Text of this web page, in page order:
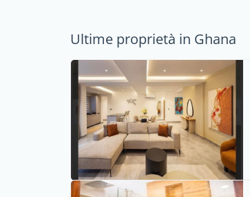
Ultime proprietà in Ghana